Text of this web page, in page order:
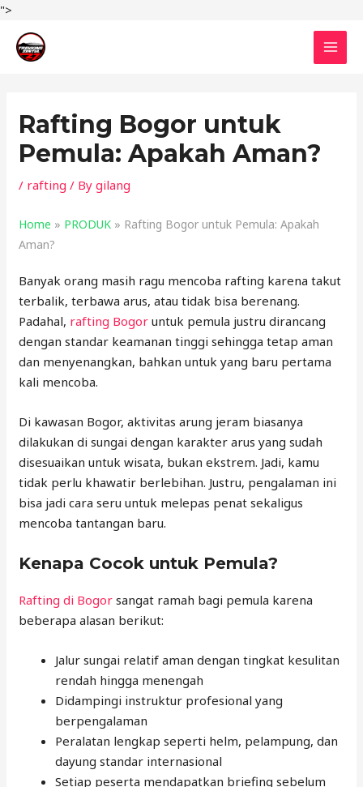
">
content
Rafting Bogor untuk
Pemula: Apakah Aman?
/ rafting / Bygilang
Home » PRODUK » Rafting Bogor untuk Pemula: Apakah
Aman?
Banyak orang masih ragu mencoba rafting karena takut
terbalik, terbawa arus, atau tidak bisa berenang.
Padahal, rafting Bogoruntuk pemula justru dirancang
dengan standar keamanan tinggi sehingga tetap aman
dan menyenangkan, bahkan untuk yang baru pertama
kali mencoba.
Di kawasan Bogor, aktivitas arung jeram biasanya
dilakukan di sungai dengan karakter arus yang sudah
disesuaikan untuk wisata, bukan ekstrem. Jadi, kamu
tidak perlu khawatir berlebihan. Justru, pengalaman ini
bisa jadi cara seru untuk melepas penat sekaligus
mencoba tantangan baru.
Kenapa Cocok untuk Pemula?
Rafting di Bogor sangat ramah bagi pemula karena
beberapa alasan berikut:
Jalur sungai relatif aman dengan tingkat kesulitan
rendah hingga menengah
Didampingi instruktur profesional yang
berpengalaman
Peralatan lengkap seperti helm, pelampung, dan
dayung standar internasional
Setiap peserta mendapatkan briefing sebelum